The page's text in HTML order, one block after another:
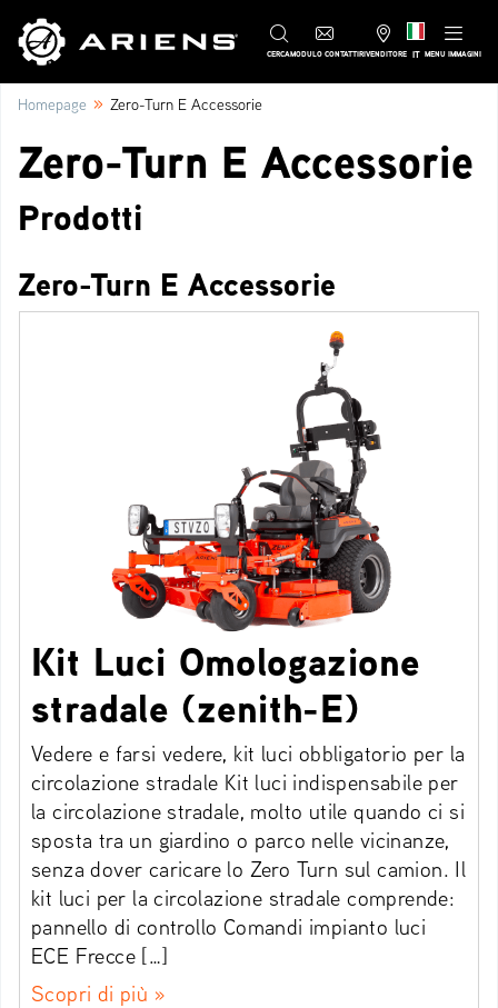
CERCAMODULO CONTATTIRIVENDITORE IT MENU IMMAGINI
Homepage » Zero-Turn E Accessorie
Zero-Turn E Accessorie
Prodotti
Zero-Turn E Accessorie
Kit Luci Omologazione
stradale (zenith-E)
Vedere e farsi vedere, kit luci obbligatorio per la
circolazione stradale Kit luci indispensabile per
la circolazione stradale, molto utile quando ci si
sposta tra un giardino o parco nelle vicinanze,
senza dover caricare lo Zero Turn sul camion. Il
kit luci per la circolazione stradale comprende:
pannello di controllo Comandi impianto luci
ECE Frecce […]
Scopri di più »